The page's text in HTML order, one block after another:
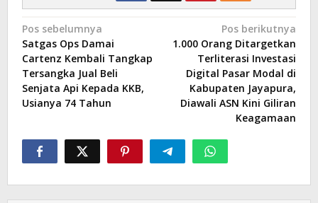
Navigasi
pos
Pos sebelumnya
Satgas Ops Damai
Cartenz Kembali Tangkap
Tersangka Jual Beli
Senjata Api Kepada KKB,
Usianya 74 Tahun
Pos berikutnya
1.000 Orang Ditargetkan
Terliterasi Investasi
Digital Pasar Modal di
Kabupaten Jayapura,
Diawali ASN Kini Giliran
Keagamaan